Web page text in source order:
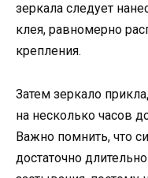
зеркала следует
клея, равномерно
крепления.
Затем зеркало
на несколько часов
Важно помнить, что
достаточно